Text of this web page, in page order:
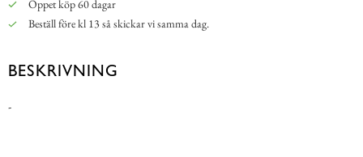
Öppet köp 60 dagar
Beställ före kl 13 så skickar vi samma dag.
BESKRIVNING
-